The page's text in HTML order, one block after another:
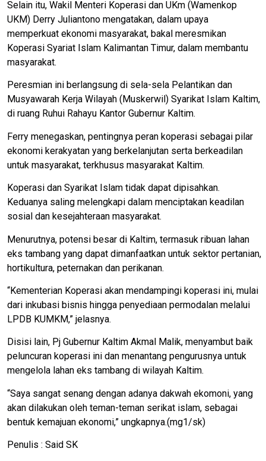
Selain itu, Wakil Menteri Koperasi dan UKm (Wamenkop
UKM) Derry Juliantono mengatakan, dalam upaya
memperkuat ekonomi masyarakat, bakal meresmikan
Koperasi Syariat Islam Kalimantan Timur, dalam membantu
masyarakat.
Peresmian ini berlangsung di sela-sela Pelantikan dan
Musyawarah Kerja Wilayah (Muskerwil) Syarikat Islam Kaltim,
di ruang Ruhui Rahayu Kantor Gubernur Kaltim.
Ferry menegaskan, pentingnya peran koperasi sebagai pilar
ekonomi kerakyatan yang berkelanjutan serta berkeadilan
untuk masyarakat, terkhusus masyarakat Kaltim.
Koperasi dan Syarikat Islam tidak dapat dipisahkan.
Keduanya saling melengkapi dalam menciptakan keadilan
sosial dan kesejahteraan masyarakat.
Menurutnya, potensi besar di Kaltim, termasuk ribuan lahan
eks tambang yang dapat dimanfaatkan untuk sektor pertanian,
hortikultura, peternakan dan perikanan.
“Kementerian Koperasi akan mendampingi koperasi ini, mulai
dari inkubasi bisnis hingga penyediaan permodalan melalui
LPDB KUMKM,” jelasnya.
Disisi lain, Pj Gubernur Kaltim Akmal Malik, menyambut baik
peluncuran koperasi ini dan menantang pengurusnya untuk
mengelola lahan eks tambang di wilayah Kaltim.
“Saya sangat senang dengan adanya dakwah ekomoni, yang
akan dilakukan oleh teman-teman serikat islam, sebagai
bentuk kemajuan ekonomi,” ungkapnya.(mg1/sk)
Penulis : Said SK